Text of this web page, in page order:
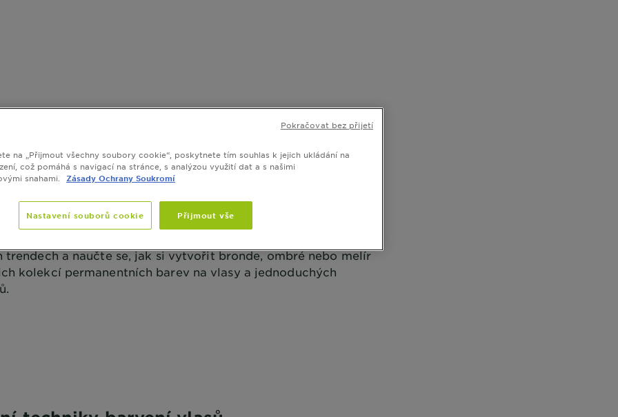
barvu vlasů
na dobrodružství s barvou vašich vlasů! Získejte informace o
trendech a naučte se, jak si vytvořit bronde, ombré nebo melír
kolekcí permanentních barev na vlasy a jednoduchých
na „Přijmout všechny soubory cookie“, poskytnete tím souhlas k jejich ukládání na
což pomáhá s navigací na stránce, s analýzou využití dat a s našimi
snahami.
Zásady Ochrany Soukromí
Nastavení souborů cookie Přijmout vše
Pokračovat bez přijetí